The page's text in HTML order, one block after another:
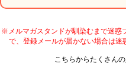
※メルマガスタンドが馴染むまで迷惑
で、登録メールが届かない場合は
こちらからたくさん